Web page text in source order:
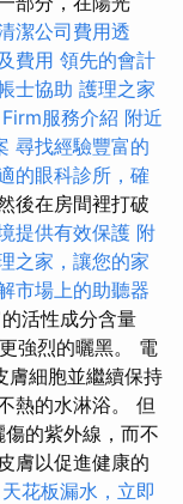
潔公司費用透
費用 領先的會計
士協助 護理之家
服務介紹 附近
尋找經驗豐富的
的眼科診所，確
後在房間裡打破
提供有效保護 附
之家，讓您的家
市場上的助聽器
活性成分含量
強烈的曬黑。 電
膚細胞並繼續保持
熱的水淋浴。 但
的紫外線，而不
膚以促​​進健康的
天花板漏水，立即